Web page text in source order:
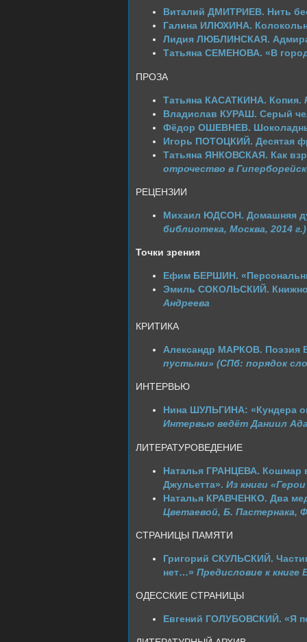
Виталий ДМИТРИЕВ. Нить
Галина ИЛЮХИНА.
Лидия ЛЮБЛИНСКАЯ.
Татьяна СЕМЕНОВА. «В
ПРОЗА
Татьяна КАСАТКИНА. Копия.
Владислав КУРАШ. Серый
Фёдор ОШЕВНЕВ.
Игорь ПОТОЦКИЙ. Десятая
Татьяна ЯНКОВСКАЯ. Как
отрочество в
РЕЦЕНЗИИ
Михаил ЮДСОН. Домашняя
библиотека, Москва, 2014 г.)
Точки зрения
Ефим БЕРШИН.
Эмиль СОКОЛЬСКИЙ.
Андреева
КРИТИКА
Александр МАРКОВ. Поэзия
пустыни» (СПб: порядок
ИНТЕРВЬЮ
Нина ШУЛЬГИНА: «Кундера
Интервью ведёт Даниил
ЛИТЕРАТУРОВЕДЕНИЕ
Наталья ГРАНЦЕВА. Кошмар
Джульетта». Из книги
Наталья КРАВЧЕНКО. Два
Цветаевой, Б. Пастернака,
СТРАНИЦЫ ПАМЯТИ
Григорий СКУЛЬСКИЙ.
нет…» Предисловие к книге
ОДЕССКИЕ СТРАНИЦЫ
Евгений ГОЛУБОВСКИЙ. «Я